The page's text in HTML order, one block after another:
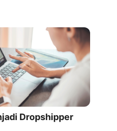
Dropshipper